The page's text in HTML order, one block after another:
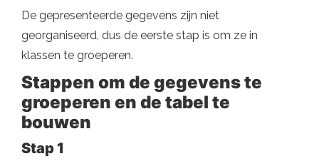
De gepresenteerde gegevens zijn niet
georganiseerd, dus de eerste stap is om ze in
klassen te groeperen.
Stappen om de gegevens te
groeperen en de tabel te
bouwen
Stap 1